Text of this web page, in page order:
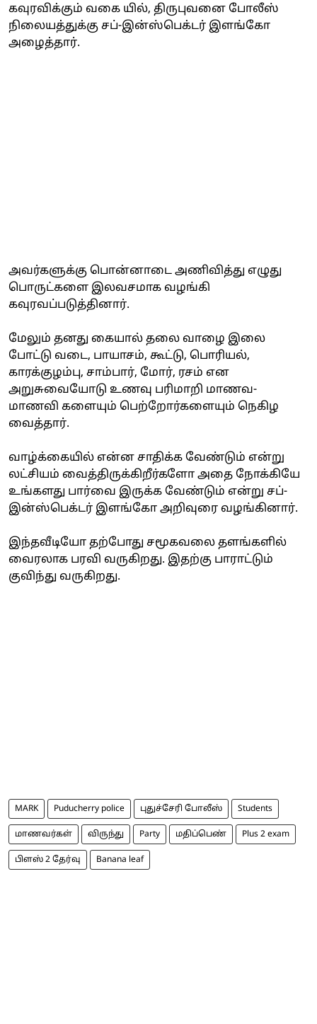
கவுரவிக்கும் வகை யில், திருபுவனை போலீஸ்
நிலையத்துக்கு சப்-இன்ஸ்பெக்டர் இளங்கோ
அழைத்தார்.
அவர்களுக்கு பொன்னாடை அணிவித்து எழுது
பொருட்களை இலவசமாக வழங்கி
கவுரவப்படுத்தினார்.
மேலும் தனது கையால் தலை வாழை இலை
போட்டு வடை, பாயாசம், கூட்டு, பொரியல்,
காரக்குழம்பு, சாம்பார், மோர், ரசம் என
அறுசுவையோடு உணவு பரிமாறி மாணவ-
மாணவி களையும் பெற்றோர்களையும் நெகிழ
வைத்தார்.
வாழ்க்கையில் என்ன சாதிக்க வேண்டும் என்று
லட்சியம் வைத்திருக்கிறீர்களோ அதை நோக்கியே
உங்களது பார்வை இருக்க வேண்டும் என்று சப்-
இன்ஸ்பெக்டர் இளங்கோ அறிவுரை வழங்கினார்.
இந்தவீடியோ தற்போது சமூகவலை தளங்களில்
வைரலாக பரவி வருகிறது. இதற்கு பாராட்டும்
குவிந்து வருகிறது.
MARK Puducherry police புதுச்சேரி போலீஸ் Students
மாணவர்கள் விருந்து Party மதிப்பெண் Plus 2 exam
பிளஸ் 2 தேர்வு Banana leaf